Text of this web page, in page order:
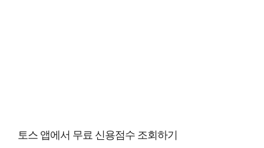
토스 앱에서 무료 신용점수 조회하기